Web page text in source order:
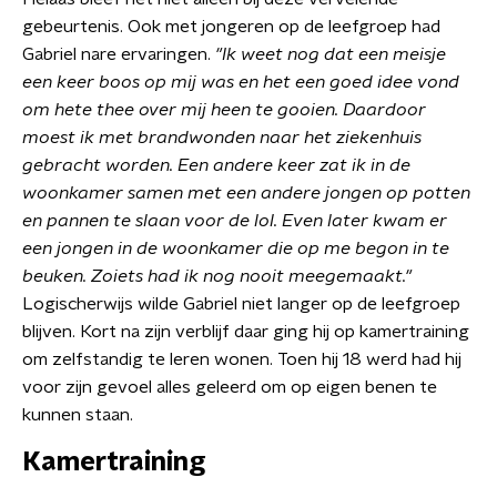
gebeurtenis. Ook met jongeren op de leefgroep had
Gabriel nare ervaringen. "Ik weet nog dat een meisje
een keer boos op mij was en het een goed idee vond
om hete thee over mij heen te gooien. Daardoor
moest ik met brandwonden naar het ziekenhuis
gebracht worden. Een andere keer zat ik in de
woonkamer samen met een andere jongen op potten
en pannen te slaan voor de lol. Even later kwam er
een jongen in de woonkamer die op me begon in te
beuken. Zoiets had ik nog nooit meegemaakt."
Logischerwijs wilde Gabriel niet langer op de leefgroep
blijven. Kort na zijn verblijf daar ging hij op kamertraining
om zelfstandig te leren wonen. Toen hij 18 werd had hij
voor zijn gevoel alles geleerd om op eigen benen te
kunnen staan.
Kamertraining